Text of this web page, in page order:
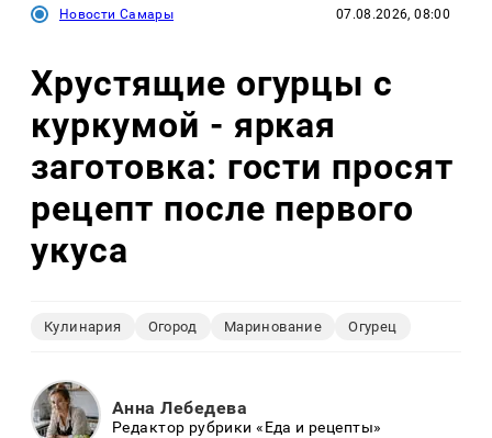
Новости Самары 07.08.2026, 08:00
Хрустящие огурцы с
куркумой - яркая
заготовка: гости просят
рецепт после первого
укуса
Кулинария Огород Маринование Огурец
Анна Лебедева
Редактор рубрики «Еда и рецепты»